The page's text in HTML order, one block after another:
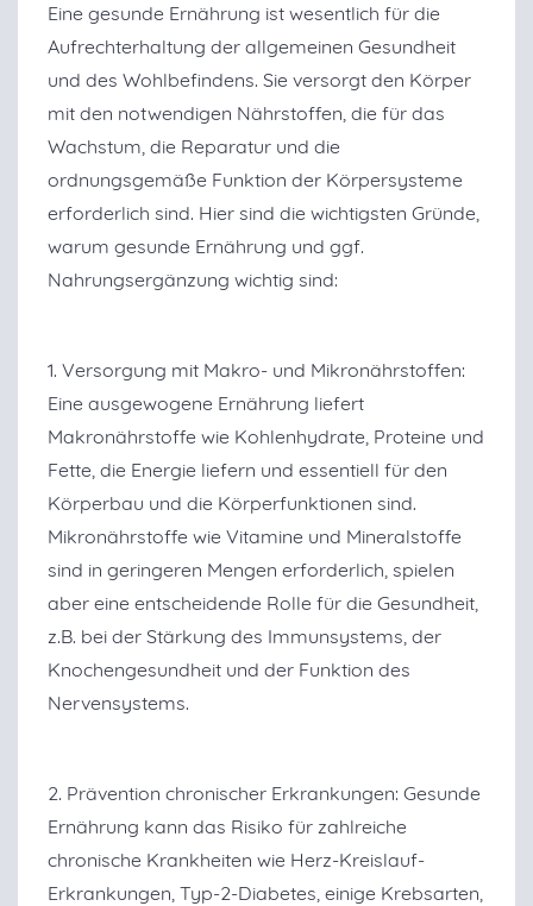
Eine gesunde Ernährung ist wesentlich für die
Aufrechterhaltung der allgemeinen Gesundheit
und des Wohlbefindens. Sie versorgt den Körper
mit den notwendigen Nährstoffen, die für das
Wachstum, die Reparatur und die
ordnungsgemäße Funktion der Körpersysteme
erforderlich sind. Hier sind die wichtigsten Gründe,
warum gesunde Ernährung und ggf.
Nahrungsergänzung wichtig sind:
1. Versorgung mit Makro- und Mikronährstoffen:
Eine ausgewogene Ernährung liefert
Makronährstoffe wie Kohlenhydrate, Proteine und
Fette, die Energie liefern und essentiell für den
Körperbau und die Körperfunktionen sind.
Mikronährstoffe wie Vitamine und Mineralstoffe
sind in geringeren Mengen erforderlich, spielen
aber eine entscheidende Rolle für die Gesundheit,
z.B. bei der Stärkung des Immunsystems, der
Knochengesundheit und der Funktion des
Nervensystems.
2. Prävention chronischer Erkrankungen: Gesunde
Ernährung kann das Risiko für zahlreiche
chronische Krankheiten wie Herz-Kreislauf-
Erkrankungen, Typ-2-Diabetes, einige Krebsarten,